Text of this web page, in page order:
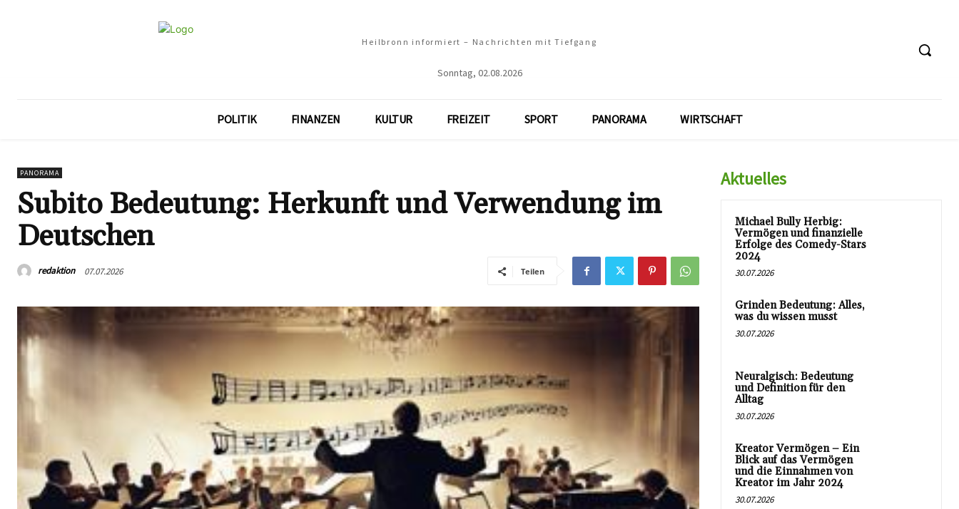
Heilbronn informiert – Nachrichten mit Tiefgang
Sonntag, 02.08.2026
POLITIK FINANZEN KULTUR FREIZEIT SPORT PANORAMA WIRTSCHAFT
PANORAMA
Subito Bedeutung: Herkunft und Verwendung im
Deutschen
redaktion 07.07.2026 Teilen
Aktuelles
Michael Bully Herbig:
Vermögen und finanzielle
Erfolge des Comedy-Stars
2024
30.07.2026
Grinden Bedeutung: Alles,
was du wissen musst
30.07.2026
Neuralgisch: Bedeutung
und Definition für den
Alltag
30.07.2026
Kreator Vermögen – Ein
Blick auf das Vermögen
und die Einnahmen von
Kreator im Jahr 2024
30.07.2026